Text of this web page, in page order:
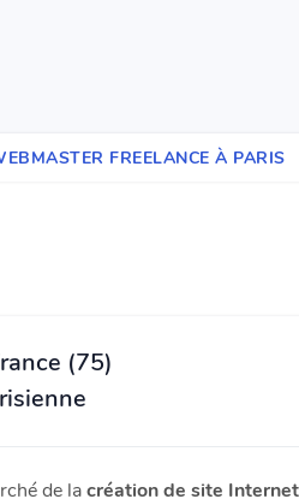
FREELANCE À PARIS
(75)
de lacréation de site Internet